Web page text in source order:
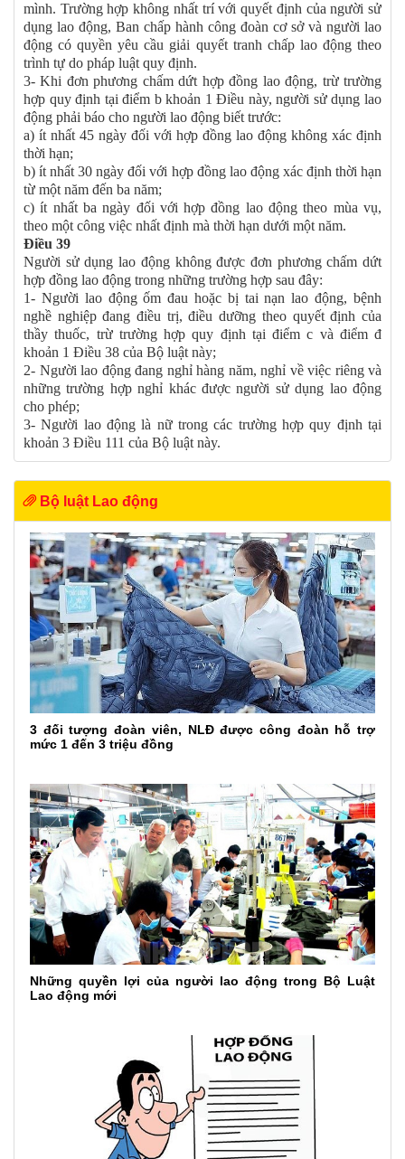
mình. Trường hợp không nhất trí với quyết định của người sử
dụng lao động, Ban chấp hành công đoàn cơ sở và người lao
động có quyền yêu cầu giải quyết tranh chấp lao động theo
trình tự do pháp luật quy định.
3- Khi đơn phương chấm dứt hợp đồng lao động, trừ trường
hợp quy định tại điểm b khoản 1 Điều này, người sử dụng lao
động phải báo cho người lao động biết trước:
a) ít nhất 45 ngày đối với hợp đồng lao động không xác định
thời hạn;
b) ít nhất 30 ngày đối với hợp đồng lao động xác định thời hạn
từ một năm đến ba năm;
c) ít nhất ba ngày đối với hợp đồng lao động theo mùa vụ,
theo một công việc nhất định mà thời hạn dưới một năm.
Điều 39
Người sử dụng lao động không được đơn phương chấm dứt
hợp đồng lao động trong những trường hợp sau đây:
1- Người lao động ốm đau hoặc bị tai nạn lao động, bệnh
nghề nghiệp đang điều trị, điều dưỡng theo quyết định của
thầy thuốc, trừ trường hợp quy định tại điểm c và điểm đ
khoản 1 Điều 38 của Bộ luật này;
2- Người lao động đang nghỉ hàng năm, nghỉ về việc riêng và
những trường hợp nghỉ khác được người sử dụng lao động
cho phép;
3- Người lao động là nữ trong các trường hợp quy định tại
khoản 3 Điều 111 của Bộ luật này.
Bộ luật Lao động
3 đối tượng đoàn viên, NLĐ được công đoàn hỗ trợ
mức 1 đến 3 triệu đồng
Những quyền lợi của người lao động trong Bộ Luật
Lao động mới